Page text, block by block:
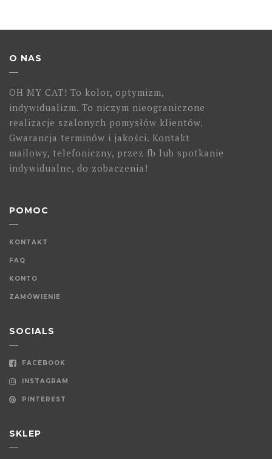
O NAS
OH MY CAT! To kolor, optymizm,
indywidualizm. To niczym nieograniczone
realizacje szalonych pomysłów klientów.
Gwarancja terminów i jakości. Kontakt
mailowy, telefoniczny, przez fb lub spotkanie
indywidualne, do zobaczenia!
POMOC
KONTAKT
FAQ
KONTO
ZAMÓWIENIE
SOCIALS
FACEBOOK
INSTAGRAM
PINTEREST
SKLEP